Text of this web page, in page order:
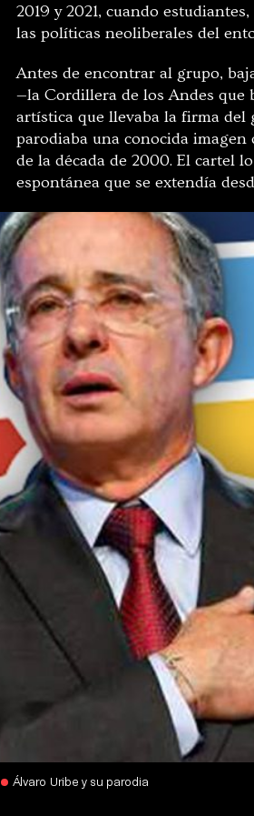
2019 y 2021, cuando
las políticas neoliberales del
Antes de encontrar al grupo,
—la Cordillera de los Andes que
artística que llevaba la firma del
parodiaba una conocida
de la década de 2000. El cartel
espontánea que se extendía
Álvaro Uribe y su parodia